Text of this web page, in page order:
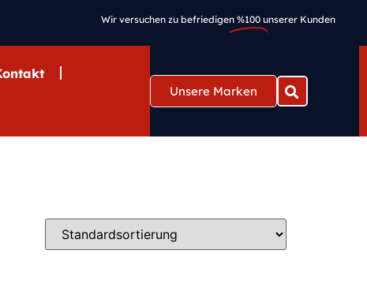
Wir versuchen zu befriedigen %100 unserer Kunden
Unsere Marken